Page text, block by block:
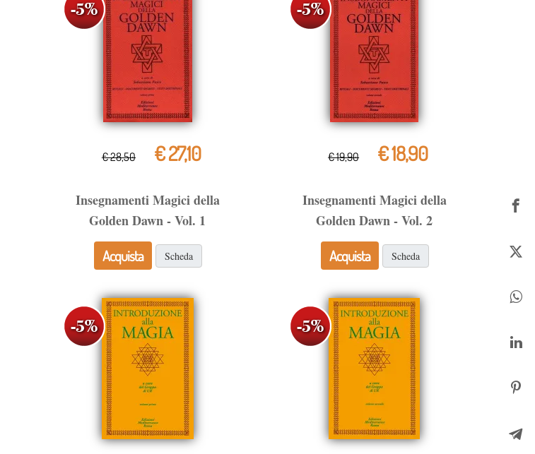
€ 28,50 € 27,10
Insegnamenti Magici della
Golden Dawn - Vol. 1
Acquista
Scheda
€ 19,90 € 18,90
Insegnamenti Magici della
Golden Dawn - Vol. 2
Acquista
Scheda